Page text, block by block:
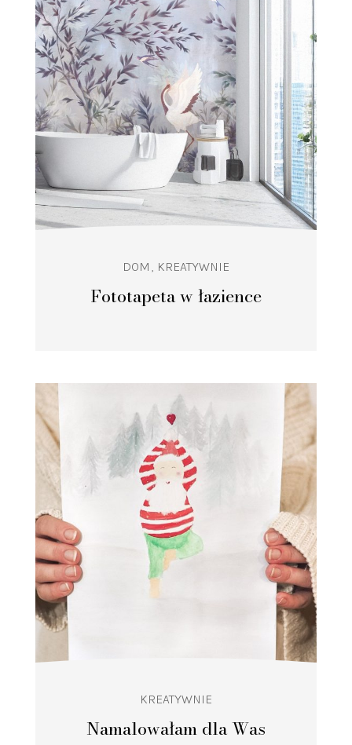
Fototapeta w łazience
DOM KREATYWNIE
Namalowałam dla Was
KREATYWNIE